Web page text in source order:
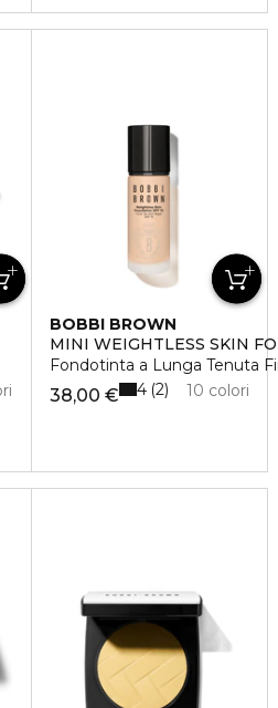
BOBBI BROWN
MINI WEIGHTLESS SKIN
Fondotinta a Lunga Tenuta
38,00 € 10 colori
4 2